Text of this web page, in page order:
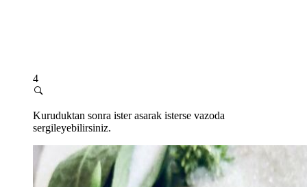
4
Kuruduktan sonra ister asarak isterse vazoda
sergileyebilirsiniz.